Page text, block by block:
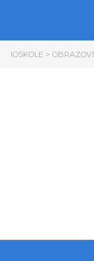
IOSKOLE >